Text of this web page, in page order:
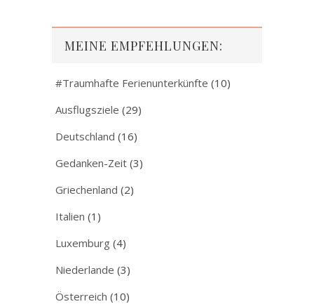
MEINE EMPFEHLUNGEN:
#Traumhafte Ferienunterkünfte (10)
Ausflugsziele (29)
Deutschland (16)
Gedanken-Zeit (3)
Griechenland (2)
Italien (1)
Luxemburg (4)
Niederlande (3)
Österreich (10)